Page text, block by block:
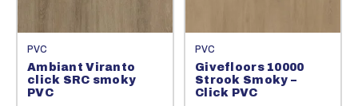
PVC
Ambiant Viranto
click SRC smoky
PVC
PVC
Givefloors 10000
Strook Smoky –
Click PVC